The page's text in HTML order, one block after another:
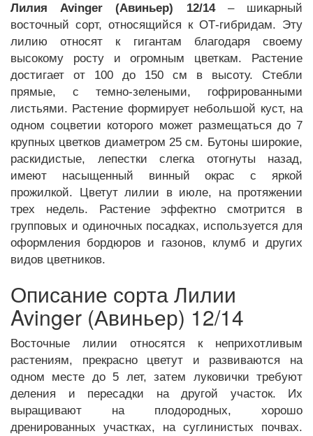
Лилия Avinger (Авиньер) 12/14– шикарный
восточный сорт, относящийся к ОТ-гибридам. Эту
лилию относят к гигантам благодаря своему
высокому росту и огромным цветкам. Растение
достигает от 100 до 150 см в высоту. Стебли
прямые, с темно-зелеными, гофрированными
листьями. Растение формирует небольшой куст, на
одном соцветии которого может размещаться до 7
крупных цветков диаметром 25 см. Бутоны широкие,
раскидистые, лепестки слегка отогнуты назад,
имеют насыщенный винный окрас с яркой
прожилкой. Цветут лилии в июле, на протяжении
трех недель. Растение эффектно смотрится в
групповых и одиночных посадках, используется для
оформления бордюров и газонов, клумб и других
видов цветников.
Описание сорта Лилии
Avinger (Авиньер) 12/14
Восточные лилии относятся к неприхотливым
растениям, прекрасно цветут и развиваются на
одном месте до 5 лет, затем луковички требуют
деления и пересадки на другой участок. Их
выращивают на плодородных, хорошо
дренированных участках, на суглинистых почвах.